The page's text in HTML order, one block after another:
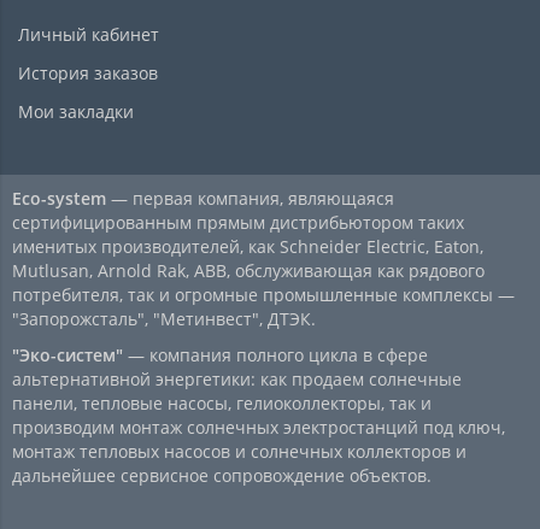
Личный кабинет
История заказов
Мои закладки
Eco-system — первая компания, являющаяся
сертифицированным прямым дистрибьютором таких
именитых производителей, как Schneider Electric, Eaton,
Mutlusan, Arnold Rak, ABB, обслуживающая как рядового
потребителя, так и огромные промышленные комплексы —
"Запорожсталь", "Метинвест", ДТЭК.
"Эко-систем" — компания полного цикла в сфере
альтернативной энергетики: как продаем солнечные
панели, тепловые насосы, гелиоколлекторы, так и
производим монтаж солнечных электростанций под ключ,
монтаж тепловых насосов и солнечных коллекторов и
дальнейшее сервисное сопровождение объектов.